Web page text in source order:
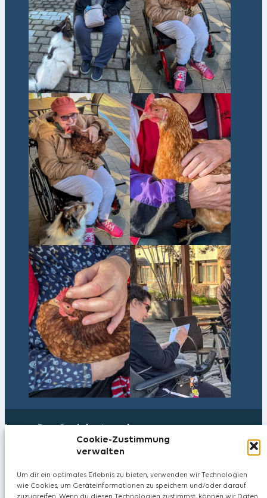
Cookie-Zustimmung
verwalten
Um dir ein optimales Erlebnis zu bieten, verwenden wir Technologien
wie Cookies, um Geräteinformationen zu speichern und/oder darauf
Schweiz